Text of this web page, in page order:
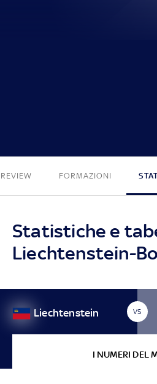
FORMAZIONI
Statistiche e
Liechtenstein-
Liechtenstein VS
I NUMERI DEL